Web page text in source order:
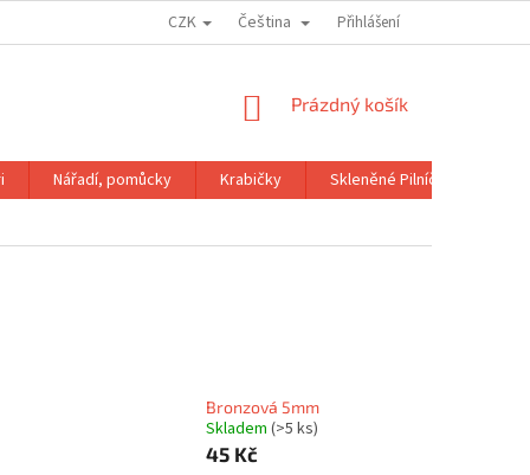
OBCHODNÍ PODMÍNKY GDPR
CZK Čeština Přihlášení
NÁKUPNÍ
Prázdný košík
Nářadí, pomůcky Krabičky Skleněné Pilníčky
Bronzová 5mm
Skladem (>5 ks)
45 Kč